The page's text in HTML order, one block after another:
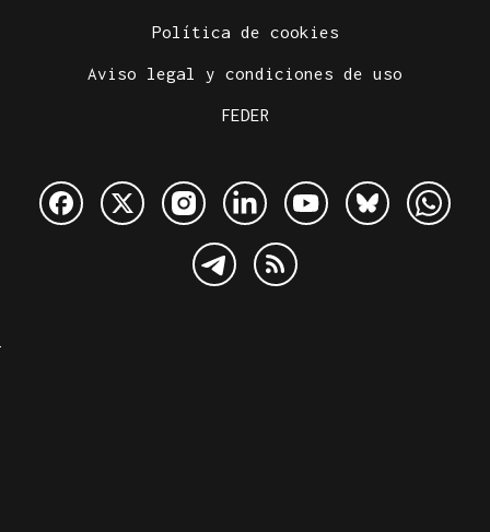
Política de cookies
Aviso legal y condiciones de uso
FEDER